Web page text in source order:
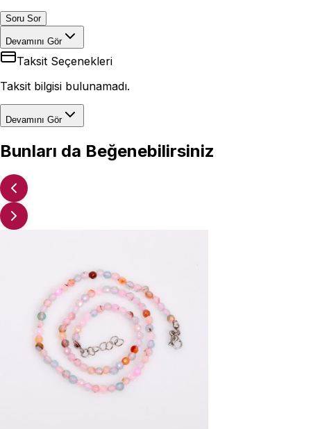
Soru Sor
Devamını Gör
Taksit Seçenekleri
Taksit bilgisi bulunamadı.
Devamını Gör
Bunları da Beğenebilirsiniz